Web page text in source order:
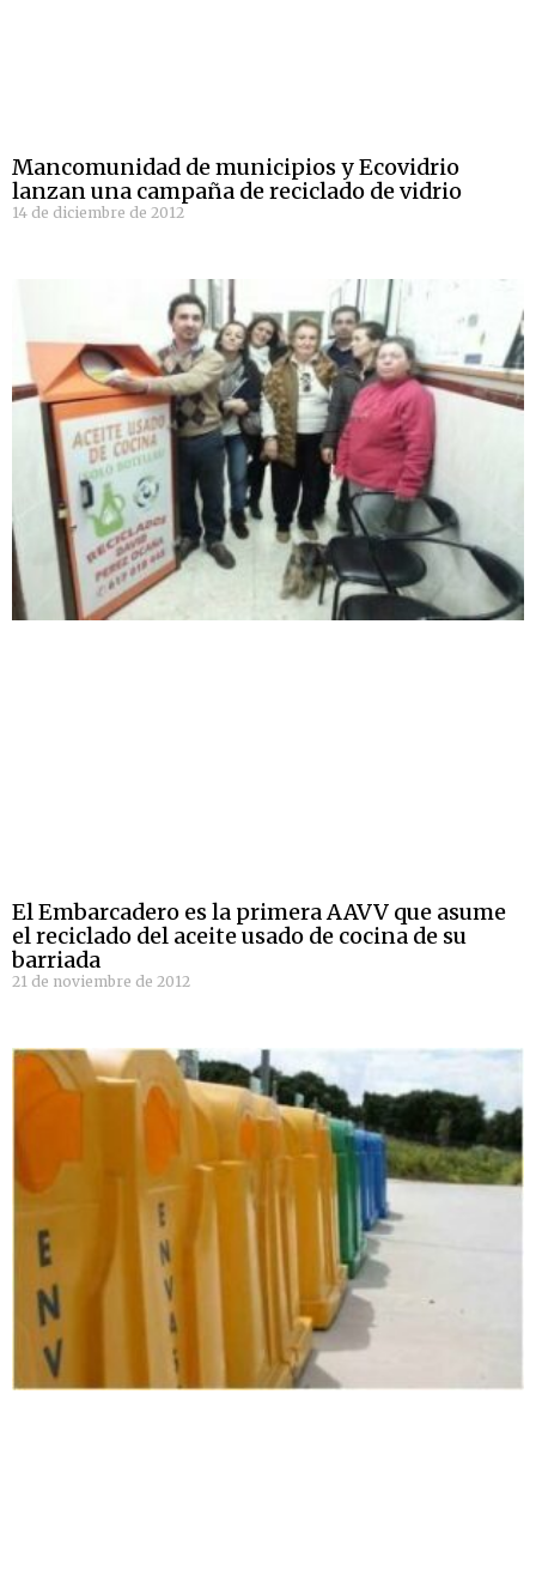
Mancomunidad de municipios y Ecovidrio
lanzan una campaña de reciclado de vidrio
14 de diciembre de 2012
El Embarcadero es la primera AAVV que asume
el reciclado del aceite usado de cocina de su
barriada
21 de noviembre de 2012